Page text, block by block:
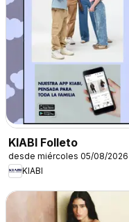
KIABI Folleto
desde miércoles 05/08/2026
KIABI